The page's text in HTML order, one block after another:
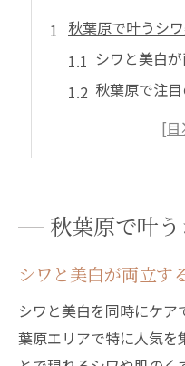
秋葉原で叶うシ
シワと美白
秋葉原で注
美白とシワ
美肌を目指す方
シワ改善に
美白を叶える
秋葉原で人
シワと美白
秋葉原で叶
シワと美白が両立す
シワと美白を同時にケ
葉原エリアで特に人気を